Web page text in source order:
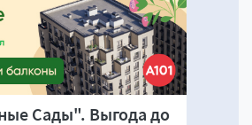
Сады". Выгода до